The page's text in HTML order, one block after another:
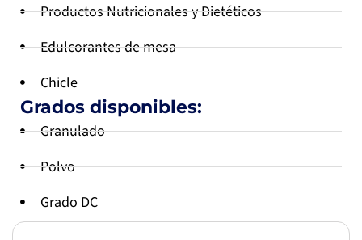
Productos Nutricionales y Dietéticos
Edulcorantes de mesa
Chicle
Grados disponibles:
Granulado
Polvo
Grado DC